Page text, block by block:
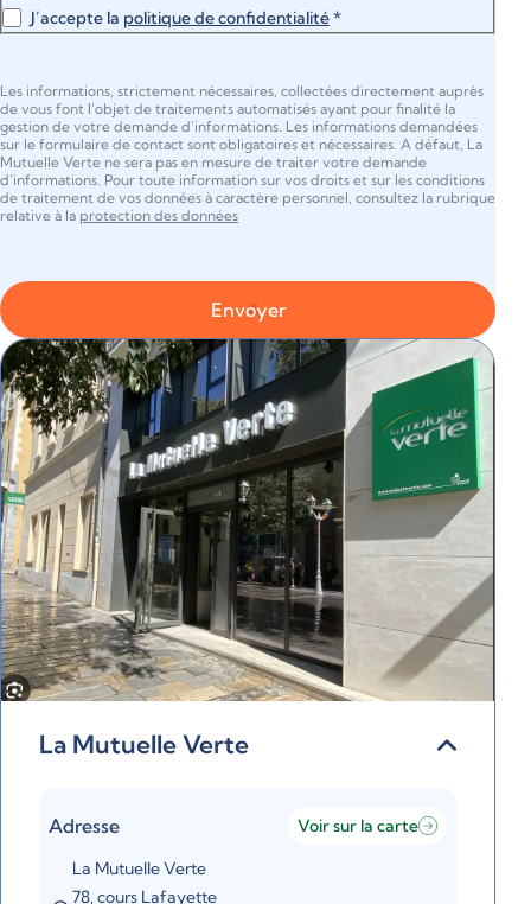
J’accepte la politique de confidentialité*
Les informations, strictement nécessaires, collectées directement auprès
de vous font l'objet de traitements automatisés ayant pour finalité la
gestion de votre demande d'informations. Les informations demandées
sur le formulaire de contact sont obligatoires et nécessaires. A défaut, La
Mutuelle Verte ne sera pas en mesure de traiter votre demande
d’informations. Pour toute information sur vos droits et sur les conditions
de traitement de vos données à caractère personnel, consultez la rubrique
relative à la protection des données
Envoyer
La Mutuelle Verte
Adresse
Voir sur la carte
La Mutuelle Verte
78, cours Lafayette